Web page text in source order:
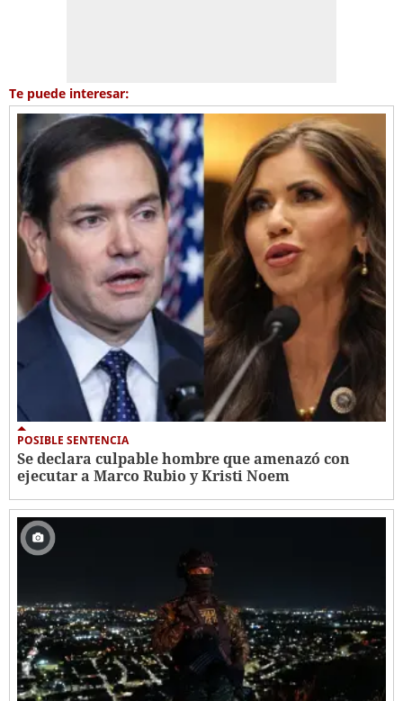
Te puede interesar:
POSIBLE SENTENCIA
Se declara culpable hombre que amenazó con
ejecutar a Marco Rubio y Kristi Noem